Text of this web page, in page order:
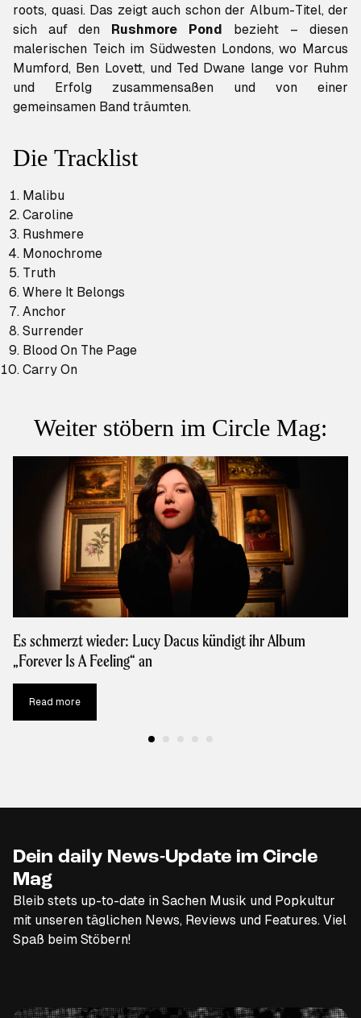
roots, quasi. Das zeigt auch schon der Album-Titel, der
sich auf den
Rushmore Pond
bezieht – diesen
malerischen Teich im Südwesten Londons, wo Marcus
Mumford, Ben Lovett, und Ted Dwane lange vor Ruhm
und Erfolg zusammensaßen und von einer
gemeinsamen Band träumten.
Die Tracklist
Malibu
Caroline
Rushmere
Monochrome
Truth
Where It Belongs
Anchor
Surrender
Blood On The Page
Carry On
Weiter stöbern im Circle Mag:
Es schmerzt wieder: Lucy Dacus kündigt ihr Album
„Forever Is A Feeling“ an
Read more
Dein daily News-Update im Circle
Mag
Bleib stets up-to-date in Sachen Musik und Popkultur
mit unseren täglichen News, Reviews und Features. Viel
Spaß beim Stöbern!